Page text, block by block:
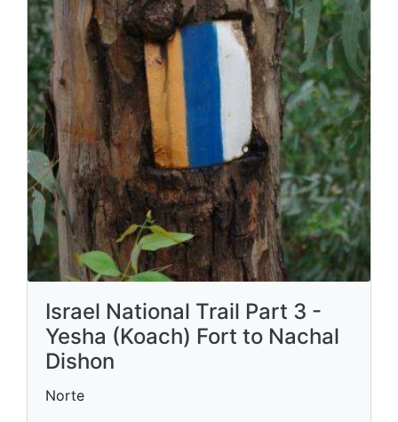
Israel National Trail Part 3 -
Yesha (Koach) Fort to Nachal
Dishon
Norte